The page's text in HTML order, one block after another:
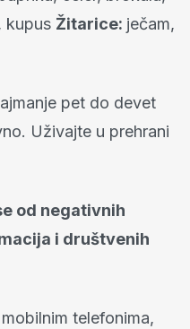
kupus Žitarice: ječam,
pet do devet
Uživajte u prehrani
od negativnih
i društvenih
telefonima,